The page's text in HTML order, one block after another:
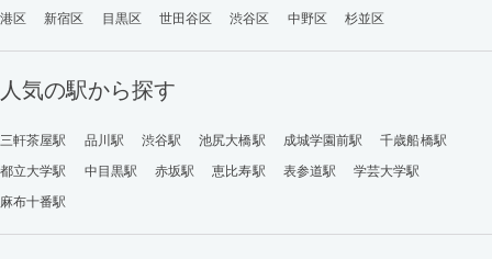
港区 新宿区 目黒区 世田谷区 渋谷区 中野区 杉並区
人気の駅から探す
三軒茶屋駅 品川駅 渋谷駅 池尻大橋駅 成城学園前駅
千歳船橋駅
都立大学駅
中目黒駅 赤坂駅 恵比寿駅 表参道駅
学芸大学駅
麻布十番駅